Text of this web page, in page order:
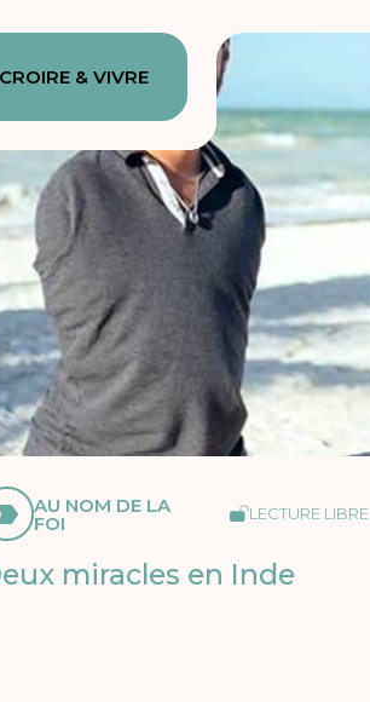
CROIRE & VIVRE
AU NOM DE LA
FOI LECTURE LIBRE
miracles en Inde